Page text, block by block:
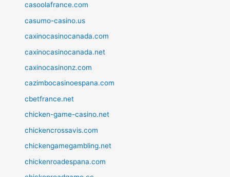
casoolafrance.com
casumo-casino.us
caxinocasinocanada.com
caxinocasinocanada.net
caxinocasinonz.com
cazimbocasinoespana.com
cbetfrance.net
chicken-game-casino.net
chickencrossavis.com
chickengamegambling.net
chickenroadespana.com